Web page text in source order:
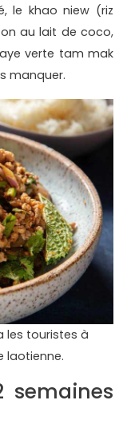
le khao niew (riz
au lait de coco,
verte tam mak
manquer.
les touristes à
laotienne.
semaines